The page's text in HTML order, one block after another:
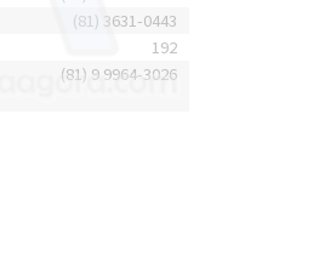
(81) 3631-0443
192
(81) 9 9964-3026